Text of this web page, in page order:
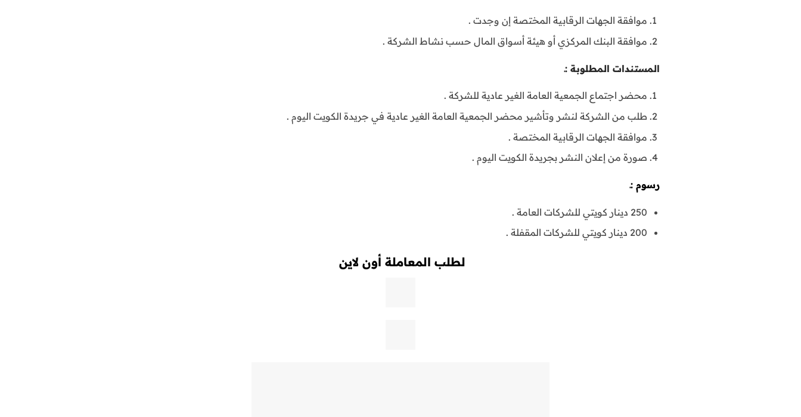
موافقة الجهات الرقابية المختصة إن وجدت .
موافقة البنك المركزي أو هيئة أسواق المال حسب نشاط الشركة .
المستندات المطلوبة :ـ
محضر اجتماع الجمعية العامة الغير عادية للشركة .
طلب من الشركة لنشر وتأشير محضر الجمعية العامة الغير عادية في جريدة الكويت اليوم .
موافقة الجهات الرقابية المختصة .
صورة من إعلان النشر بجريدة الكويت اليوم .
رسوم :ـ
250 دينار كويتي للشركات العامة .
200 دينار كويتي للشركات المقفلة .
لطلب المعاملة أون لاين